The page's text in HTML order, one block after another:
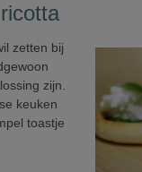
zetten bij
zijn.
keuken
toastje